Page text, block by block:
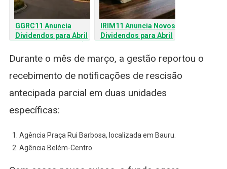
GGRC11 Anuncia
Dividendos para Abril
19 Milhões
IRIM11 Anuncia Novos
Dividendos para Abril
Detalhes e o Yield
Mensal
Durante o mês de março, a gestão reportou o
recebimento de notificações de rescisão
antecipada parcial em duas unidades
específicas:
Agência Praça Rui Barbosa, localizada em Bauru.
Agência Belém-Centro.